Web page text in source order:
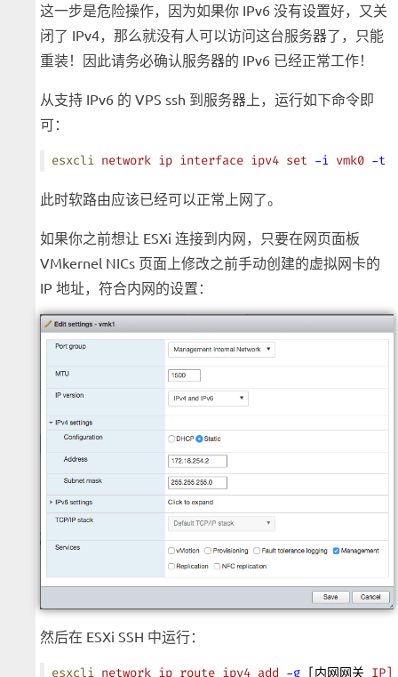
这一步是危险操作，因为如果你 IPv6 没有设置好，又关
闭了 IPv4，那么就没有人可以访问这台服务器了，只能
重装！因此请务必确认服务器的 IPv6 已经正常工作！
从支持 IPv6 的 VPS ssh 到服务器上，运行如下命令即
可：
esxcli network ip interface ipv4 set -i vmk0 -t
此时软路由应该已经可以正常上网了。
如果你之前想让 ESXi 连接到内网，只要在网页面板
VMkernel NICs 页面上修改之前手动创建的虚拟网卡的
IP 地址，符合内网的设置：
然后在 ESXi SSH 中运行：
esxcli network ip route ipv4 add -g [内网网关 IP]